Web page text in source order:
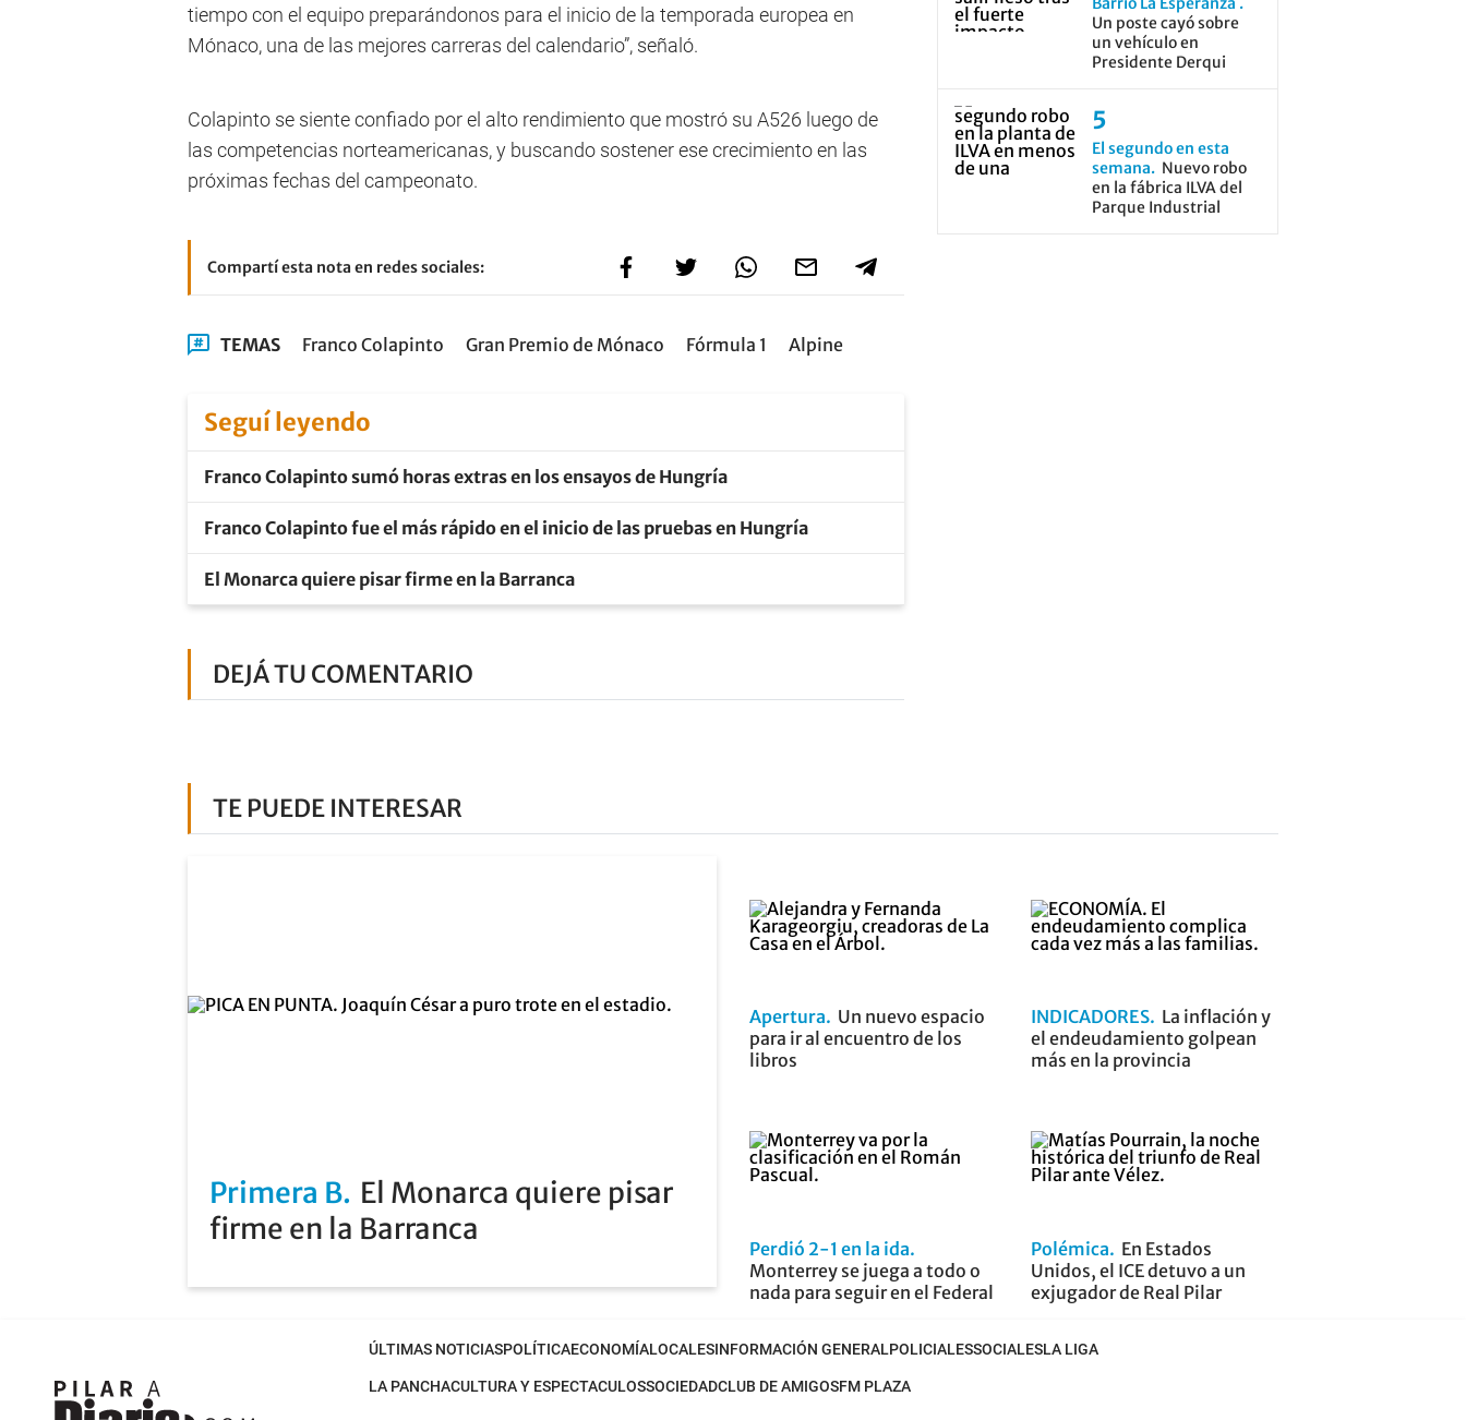
tiempo con el equipo preparándonos para el inicio de la temporada europea en
Mónaco, una de las mejores carreras del calendario”, señaló.
Colapinto se siente confiado por el alto rendimiento que mostró su A526 luego de
las competencias norteamericanas, y buscando sostener ese crecimiento en las
próximas fechas del campeonato.
Compartí esta nota en redes sociales:
TEMAS Franco Colapinto Gran Premio de Mónaco Fórmula 1 Alpine
Seguí leyendo
Franco Colapinto sumó horas extras en los ensayos de Hungría
Franco Colapinto fue el más rápido en el inicio de las pruebas en Hungría
El Monarca quiere pisar firme en la Barranca
DEJÁ TU COMENTARIO
Un poste cayó sobre
un vehículo en
Presidente Derqui
El segundo en esta
semana
Nuevo robo
en la fábrica ILVA del
Parque Industrial
TE PUEDE INTERESAR
Primera B El Monarca quiere pisar
firme en la Barranca
Apertura
Un nuevo espacio
para ir al encuentro de los
libros
INDICADORES
La inflación y
el endeudamiento golpean
más en la provincia
Perdió 2-1 en la ida
Monterrey se juega a todo o
nada para seguir en el Federal
Polémica
En Estados
Unidos, el ICE detuvo a un
exjugador de Real Pilar
ÚLTIMAS NOTICIASPOLÍTICAECONOMÍALOCALESINFORMACIÓN GENERALPOLICIALESSOCIALESLA LIGA
LA PANCHACULTURA Y ESPECTACULOSSOCIEDADCLUB DE AMIGOSFM PLAZA